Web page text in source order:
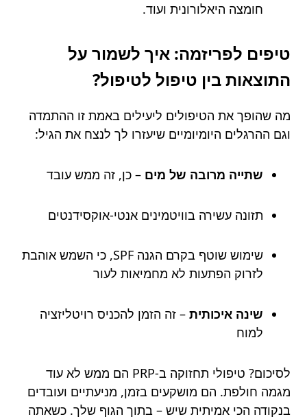
חומצה היאלורונית ועוד.
טיפים לפריזמה: איך לשמור על
התוצאות בין טיפול לטיפול?
מה שהופך את הטיפולים ליעילים באמת זו ההתמדה
וגם ההרגלים היומיומיים שיעזרו לך לנצח את הגיל:
שתייה מרובה של מים – כן, זה ממש עובד
תזונה עשירה בוויטמינים אנטי-אוקסידנטים
שימוש שוטף בקרם הגנה SPF, כי השמש אוהבת
לזרוק הפתעות לא מחמיאות לעור
שינה איכותית – זה הזמן להכניס רויטליזציה
למוח
לסיכום? טיפולי תחזוקה ב-PRP הם ממש לא עוד
מגמה חולפת. הם מושקעים בזמן, מניעתיים ועובדים
בנקודה הכי אמיתית שיש – בתוך הגוף שלך. כשאתה